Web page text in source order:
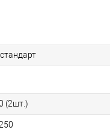
(2шт.)